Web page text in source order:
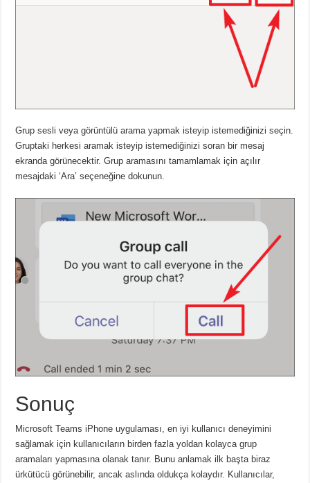
Grup sesli veya görüntülü arama yapmak isteyip istemediğinizi seçin.
Gruptaki herkesi aramak isteyip istemediğinizi soran bir mesaj
ekranda görünecektir. Grup aramasını tamamlamak için açılır
mesajdaki ‘Ara’ seçeneğine dokunun.
Sonuç
Microsoft Teams iPhone uygulaması, en iyi kullanıcı deneyimini
sağlamak için kullanıcıların birden fazla yoldan kolayca grup
aramaları yapmasına olanak tanır. Bunu anlamak ilk başta biraz
ürkütücü görünebilir, ancak aslında oldukça kolaydır. Kullanıcılar,